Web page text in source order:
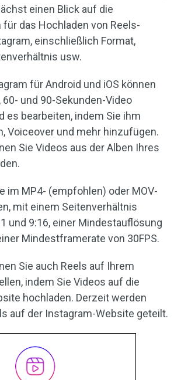
einen Blick auf die
das Hochladen von Reels-
einschließlich Format,
usw.
für Android und iOS können
60- und 90-Sekunden-Video
es bearbeiten, indem Sie ihm
Voiceover und mehr hinzufügen.
Sie Videos aus der Alben Ihres
im MP4- (empfohlen) oder MOV-
mit einem Seitenverhältnis
und 9:16, einer Mindestauflösung
Mindestframerate von 30FPS.
Sie auch Reels auf Ihrem
indem Sie Videos auf die
hochladen. Derzeit werden
auf der Instagram-Website geteilt.